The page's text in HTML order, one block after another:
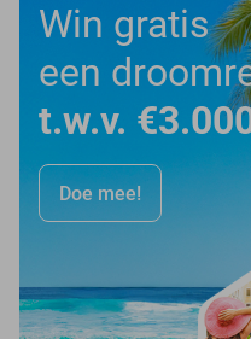
Win gratis
een
t.w.v.
Doe mee!